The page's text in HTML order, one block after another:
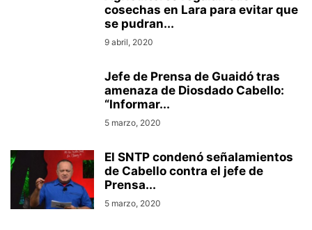
cosechas en Lara para evitar que
se pudran...
9 abril, 2020
Jefe de Prensa de Guaidó tras
amenaza de Diosdado Cabello:
“Informar...
5 marzo, 2020
El SNTP condenó señalamientos
de Cabello contra el jefe de
Prensa...
5 marzo, 2020